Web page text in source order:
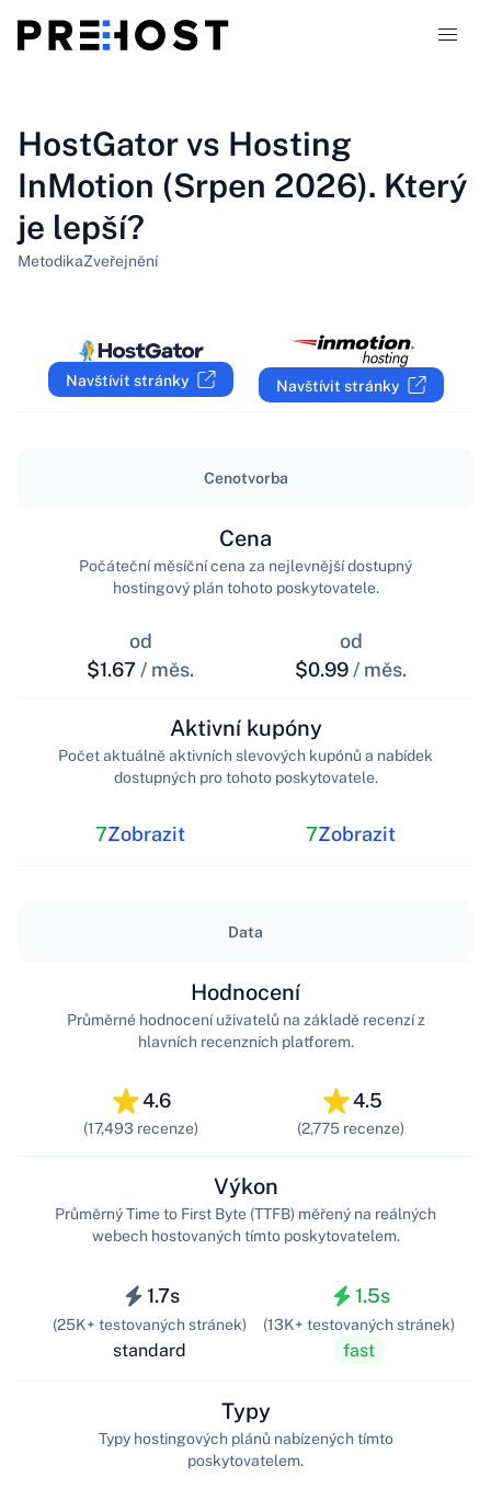
Srovnání
Kupóny
CS
HostGator vs Hosting
InMotion (Srpen 2026). Který
je lepší?
MetodikaZveřejnění
Navštívit stránky Navštívit stránky
Cenotvorba
od
$1.67 / měs.
Cena
Počáteční měsíční cena za nejlevnější dostupný
hostingový plán tohoto poskytovatele.
od
$0.99 / měs.
7Zobrazit
Aktivní kupóny
Počet aktuálně aktivních slevových kupónů a nabídek
dostupných pro tohoto poskytovatele.
7Zobrazit
Data
4.6
(17,493 recenze)
Hodnocení
Průměrné hodnocení uživatelů na základě recenzí z
hlavních recenzních platforem.
4.5
(2,775 recenze)
1.7s
(25K+ testovaných stránek)
standard
Výkon
Průměrný Time to First Byte (TTFB) měřený na reálných
webech hostovaných tímto poskytovatelem.
1.5s
(13K+ testovaných stránek)
fast
Typy
Typy hostingových plánů nabízených tímto
poskytovatelem.